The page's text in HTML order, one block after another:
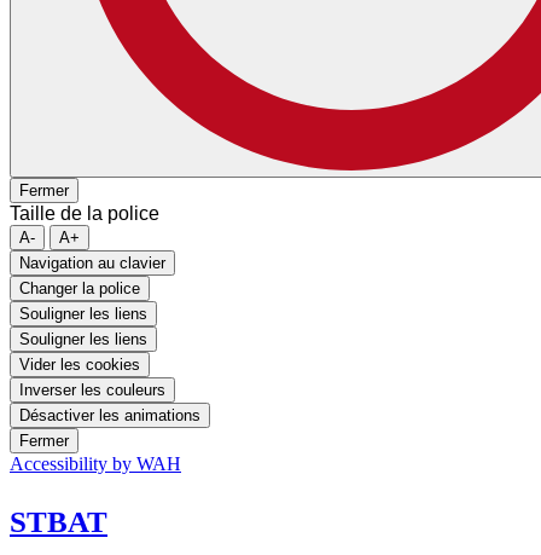
Fermer
Taille de la police
A-
A+
Navigation au clavier
Changer la police
Souligner les liens
Souligner les liens
Vider les cookies
Inverser les couleurs
Désactiver les animations
Fermer
Accessibility by WAH
STBAT